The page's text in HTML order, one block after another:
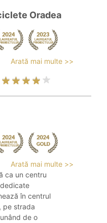
Oradea
Arată mai multe >>
Arată mai multe >>
ca un centru
în centrul
pe strada
de o